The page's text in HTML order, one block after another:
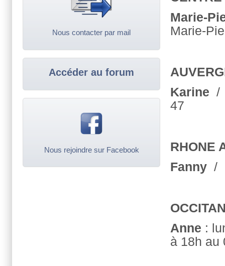
Marie-
Marie-
Karine /
47
RHONE
Fanny /
Anne :
à 18h au
Nous contacter par mail
Accéder au forum
Nous rejoindre sur Facebook